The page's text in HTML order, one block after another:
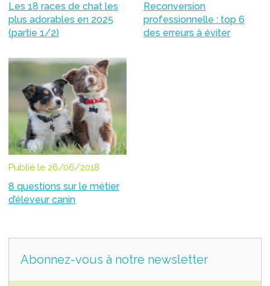
Les 18 races de chat les
plus adorables en 2025
(partie 1/2)
Reconversion
professionnelle : top 6
des erreurs à éviter
Publié le 26/06/2018
8 questions sur le métier
d’éleveur canin
Abonnez-vous à notre newsletter